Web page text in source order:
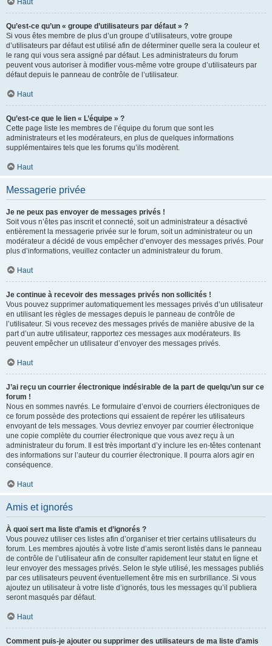
Haut
Qu’est-ce qu’un « groupe d’utilisateurs par défaut » ?
Si vous êtes membre de plus d’un groupe d’utilisateurs, votre groupe
d’utilisateurs par défaut est utilisé afin de déterminer quelle sera la couleur et
le rang qui vous sera assigné par défaut. Les administrateurs du forum
peuvent vous autoriser à modifier vous-même votre groupe d’utilisateurs par
défaut depuis le panneau de contrôle de l’utilisateur.
Haut
Qu’est-ce que le lien « L’équipe » ?
Cette page liste les membres de l’équipe du forum que sont les
administrateurs et les modérateurs, en plus de quelques informations
supplémentaires tels que les forums qu’ils modèrent.
Haut
Messagerie privée
Je ne peux pas envoyer de messages privés !
Soit vous n’êtes pas inscrit et connecté, soit un administrateur a désactivé
entièrement la messagerie privée sur le forum, soit un administrateur ou un
modérateur a décidé de vous empêcher d’envoyer des messages privés. Pour
plus d’informations, veuillez contacter un administrateur du forum.
Haut
Je continue à recevoir des messages privés non sollicités !
Vous pouvez supprimer automatiquement les messages privés d’un utilisateur
en utilisant les règles de messages depuis le panneau de contrôle de
l’utilisateur. Si vous recevez des messages privés de manière abusive de la
part d’un autre utilisateur, rapportez ces messages aux modérateurs. Ils
peuvent empêcher un utilisateur d’envoyer des messages privés.
Haut
J’ai reçu un courrier électronique indésirable de la part de quelqu’un sur ce
forum !
Nous en sommes navrés. Le formulaire d’envoi de courriers électroniques de
ce forum possède des protections qui essaient de repérer les utilisateurs
envoyant de tels messages. Vous devriez envoyer par courrier électronique
une copie complète du courrier électronique que vous avez reçu à un
administrateur du forum. Il est très important d’y inclure les en-têtes contenant
des informations sur l’auteur du courrier électronique. Il pourra alors agir en
conséquence.
Haut
Amis et ignorés
À quoi sert ma liste d’amis et d’ignorés ?
Vous pouvez utiliser ces listes afin d’organiser et trier certains utilisateurs du
forum. Les membres ajoutés à votre liste d’amis seront listés dans le panneau
de contrôle de l’utilisateur afin de consulter rapidement leur statut en ligne et
leur envoyer des messages privés. Selon le style utilisé, les messages publiés
par ces utilisateurs peuvent éventuellement être mis en surbrillance. Si vous
ajoutez un utilisateur à votre liste d’ignorés, tous les messages qu’il publiera
seront masqués par défaut.
Haut
Comment puis-je ajouter ou supprimer des utilisateurs de ma liste d’amis